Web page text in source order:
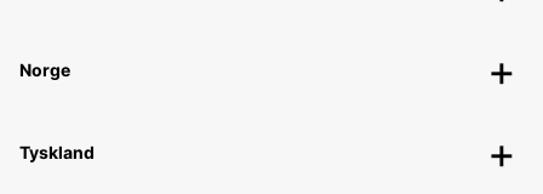
Norge
Tyskland